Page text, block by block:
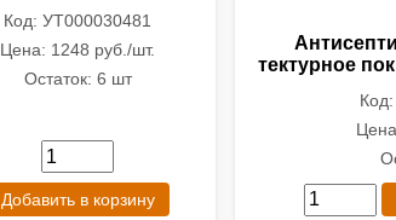
Код: УТ000030481
Цена: 1248 руб./шт.
Остаток: 6 шт
Добавить в корзину
тектурное